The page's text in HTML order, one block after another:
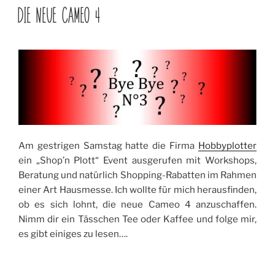
weird
times“
AM
DIE NEUE CAMEO 4
Am gestrigen Samstag hatte die Firma Hobbyplotter
ein „Shop’n Plott“ Event ausgerufen mit Workshops,
Beratung und natürlich Shopping-Rabatten im Rahmen
einer Art Hausmesse. Ich wollte für mich herausfinden,
ob es sich lohnt, die neue Cameo 4 anzuschaffen.
Nimm dir ein Tässchen Tee oder Kaffee und folge mir,
es gibt einiges zu lesen….